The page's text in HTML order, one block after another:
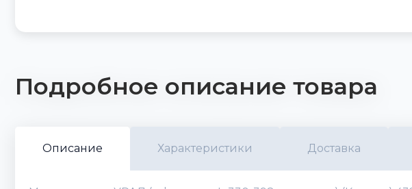
Подробное описание товара
Описание Характеристики Доставка